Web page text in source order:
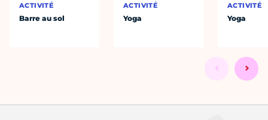
ACTIVITÉ
Barre au sol
ACTIVITÉ
Yoga
ACTIVITÉ
Yoga